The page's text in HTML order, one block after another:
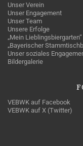
Unser Verein
Unser Engagement
Unser Team
Unsere Erfolge
„Mein Lieblingsbiergarten“
„Bayerischer
Unser soziales
Bildergalerie
VEBWK auf Facebook
VEBWK auf X (Twitter)